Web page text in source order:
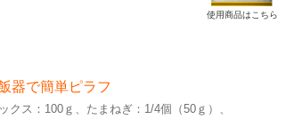
使用商品はこちら
器で簡単ピラフ
クス：100ｇ
たまねぎ：1/4個（50ｇ）